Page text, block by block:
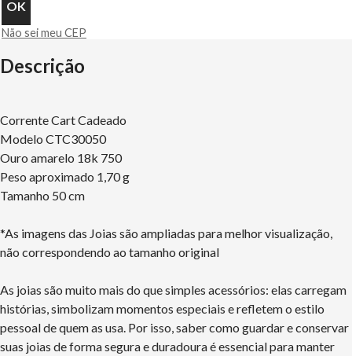
Não sei meu CEP
Descrição
Corrente Cart Cadeado
Modelo CTC30050
Ouro amarelo 18k 750
Peso aproximado 1,70 g
Tamanho 50 cm
*As imagens das Joias são ampliadas para melhor visualização,
não correspondendo ao tamanho original
As joias são muito mais do que simples acessórios: elas carregam
histórias, simbolizam momentos especiais e refletem o estilo
pessoal de quem as usa. Por isso, saber como guardar e conservar
suas joias de forma segura e duradoura é essencial para manter